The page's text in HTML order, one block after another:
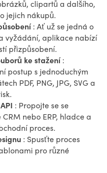
clipartů a dalšího,
jejich nákupů.
: Ať už se jedná o
vyžádání, aplikace nabízí
přizpůsobení.
ke stažení:
postup s jednoduchým
PDF, PNG, JPG, SVG a
: Propojte se se
nebo ERP, hladce a
proces.
: Spusťte proces
pro různé